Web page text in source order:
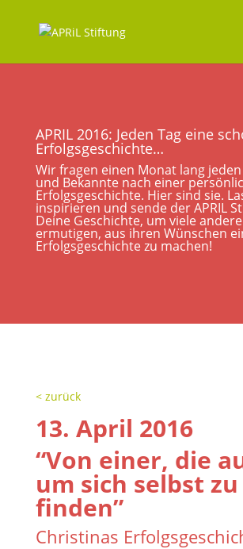
APRIL 2016: Jeden Tag eine
Erfolgsgeschichte…
Wir fragen einen Monat lang
und Bekannte nach einer
Erfolgsgeschichte. Hier sind sie.
inspirieren und sende der APRIL
Deine Geschichte, um viele
ermutigen, aus ihren Wünschen
Erfolgsgeschichte zu machen!
< zurück
13. April 2016
“Von einer, die
um sich selbst zu
finden”
Christinas